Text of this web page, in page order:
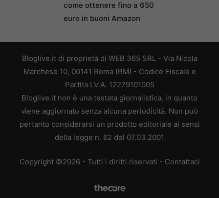
come ottenere fino a 650
euro in buoni Amazon
Bloglive.it di proprietà di WEB 365 SRL - Via Nicola
Marchese 10, 00141 Roma (RM) - Codice Fiscale e
Partita I.V.A. 12279101005
Bloglive.it non è una testata giornalistica, in quanto
viene aggiornato senza alcuna periodicità. Non può
pertanto considerarsi un prodotto editoriale ai sensi
della legge n. 62 del 07.03.2001
Copyright ©2026 - Tutti i diritti riservati - Contattaci